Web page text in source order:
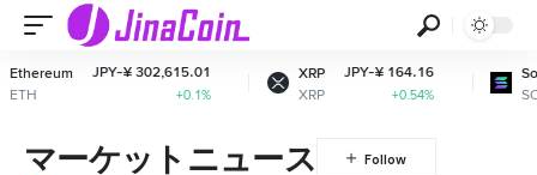
JPY-¥ 302,615.01 JPY-¥ 164.16
+0.54%
JPY-
マーケットニュース